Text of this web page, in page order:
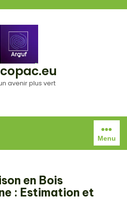
avenir plus vert
Menu
en Bois
: Estimation et